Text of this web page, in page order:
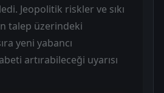
Jeopolitik riskler ve sıkı
talep üzerindeki
yeni yabancı
artırabileceği uyarısı